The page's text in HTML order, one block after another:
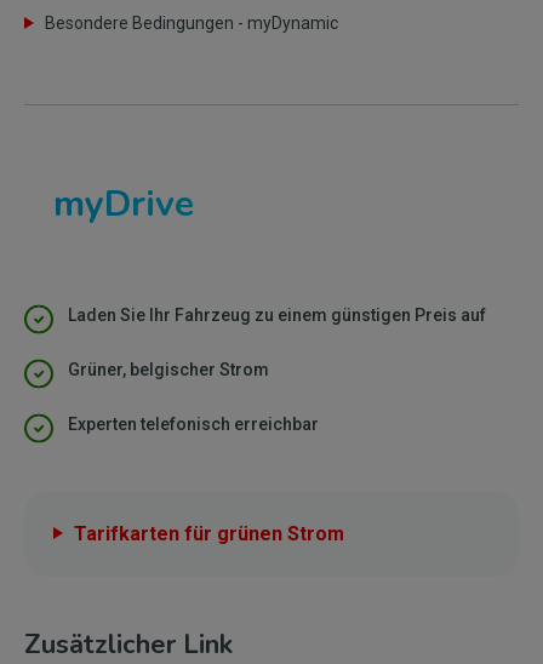
Besondere Bedingungen - myDynamic
myDrive
Laden Sie Ihr Fahrzeug zu einem günstigen Preis auf
Grüner, belgischer Strom
Experten telefonisch erreichbar
Tarifkarten für grünen Strom
Zusätzlicher Link